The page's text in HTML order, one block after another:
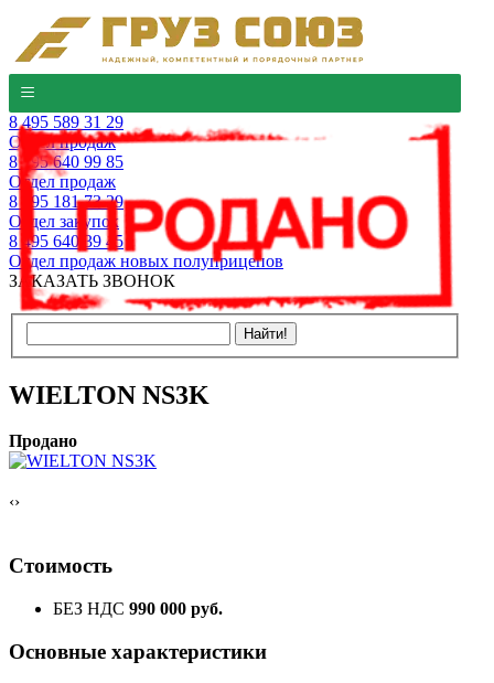
8 495 589 31 29
Отдел продаж
8 495 640 99 85
Отдел продаж
8 495 181 73 29
Отдел закупок
8 495 640 39 45
Отдел продаж новых полуприцепов
ЗАКАЗАТЬ ЗВОНОК
WIELTON NS3K
Продано
‹›
Стоимость
БЕЗ НДС 990 000 руб.
Основные характеристики